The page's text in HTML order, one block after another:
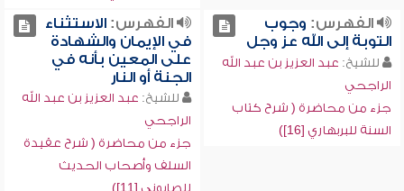
الفهرس: وجوب
التوبة إلى الله عز وجل
للشيخ: عبد العزيز بن عبد الله
الراجحي
جزء من محاضرة ( شرح كتاب
السنة للبربهاري [16])
الفهرس:الاستثناء
في الإيمان والشهادة
على المعين بأنه في
الجنة أو النار
للشيخ: عبد العزيز بن عبد الله
الراجحي
جزء من محاضرة ( شرح عقيدة
السلف وأصحاب الحديث
للصابوني [11])